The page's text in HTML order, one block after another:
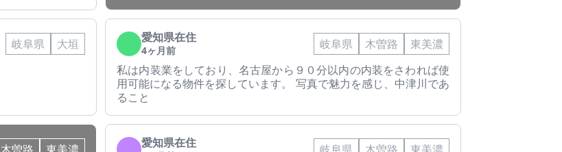
岐阜県
大垣
愛知県在住
4ヶ月前 岐阜県 木曽路
東美濃
私は内装業をしており、名古屋から９０分以内の内装をさわれば使
用可能になる物件を探しています。 写真で魅力を感じ、中津川であ
ること
愛知県在住